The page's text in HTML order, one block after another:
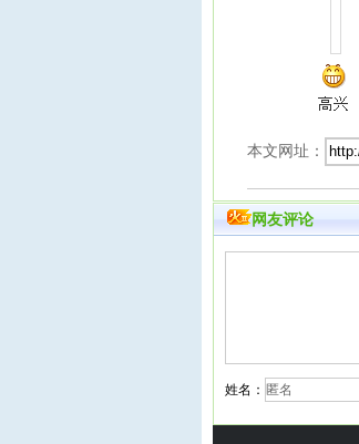
本文网址：
网友评论
姓名：